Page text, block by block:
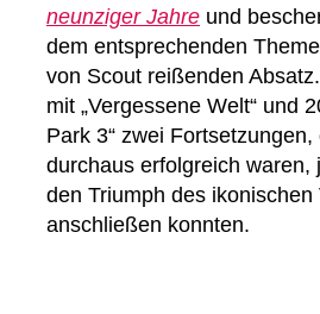
neunziger Jahre und
dem entsprechenden
von Scout reißenden
mit „Vergessene Welt“ und
Park 3“ zwei Fortsetzungen,
durchaus erfolgreich waren,
den Triumph des ikonischen
anschließen konnten.